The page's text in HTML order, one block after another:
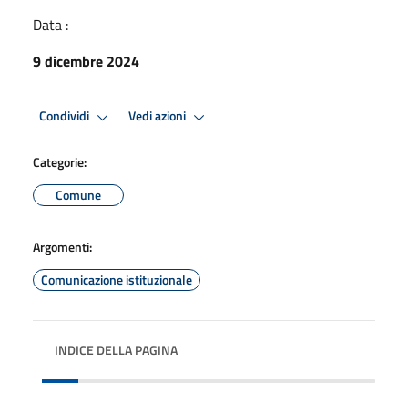
Data :
9 dicembre 2024
Condividi Vedi azioni
Categorie:
Comune
Argomenti:
Comunicazione istituzionale
INDICE DELLA PAGINA